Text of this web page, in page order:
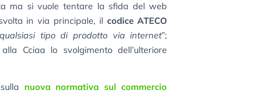
ma si vuole tentare la sfida del web
in via principale, il codice ATECO
tipo di prodotto via internet”;
Cciaa lo svolgimento dell’ulteriore
nuova normativa sul commercio